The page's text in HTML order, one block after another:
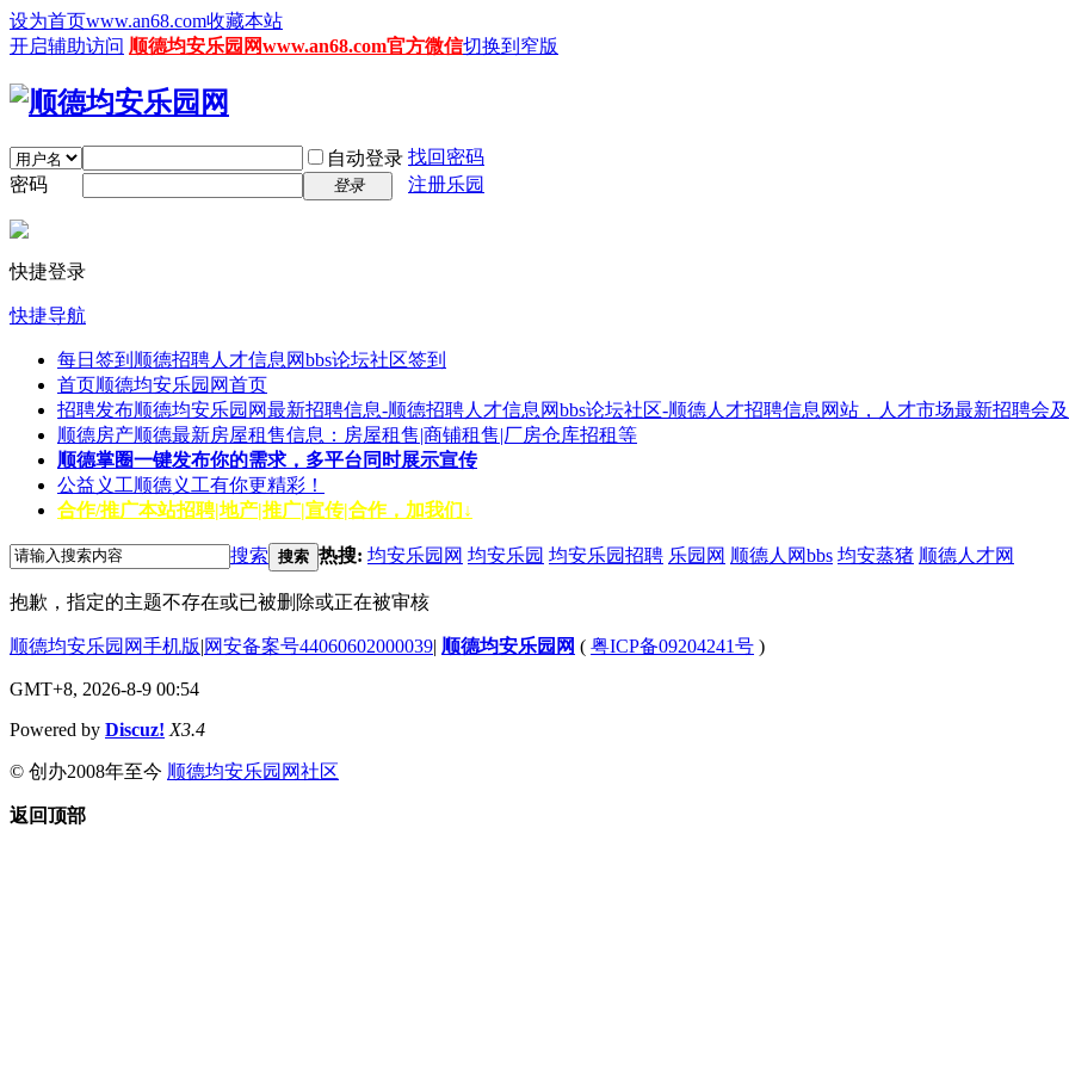
设为首页www.an68.com收藏本站
开启辅助访问 顺德均安乐园网www.an68.com官方微信切换到窄版
自动登录 找回密码
密码
登录 注册乐园
快捷登录
快捷导航
每日签到 顺德招聘人才信息网bbs论坛社区签到
首页顺德均安乐园网首页
招聘发布顺德均安乐园网最新招聘信息-顺德招聘人才信息网bbs论坛社区-顺德人才招聘信息网站，人才市场最新招聘会
顺德房产顺德最新房屋租售信息：房屋租售|商铺租售|厂房仓库招租等
顺德掌圈一键发布你的需求，多平台同时展示宣传
公益义工顺德义工有你更精彩！
合作/推广本站招聘|地产|推广|宣传|合作，加我们↓
搜索 搜索 热搜: 均安乐园网 均安乐园 均安乐园招聘 乐园网 顺德人网bbs 均安蒸猪 顺德人才网
抱歉，指定的主题不存在或已被删除或正在被审核
顺德均安乐园网手机版|网安备案号44060602000039| 顺德均安乐园网 ( 粤ICP备09204241号 )
GMT+8, 2026-8-9 00:54
Powered by Discuz! X3.4
© 创办2008年至今 顺德均安乐园网社区
返回顶部